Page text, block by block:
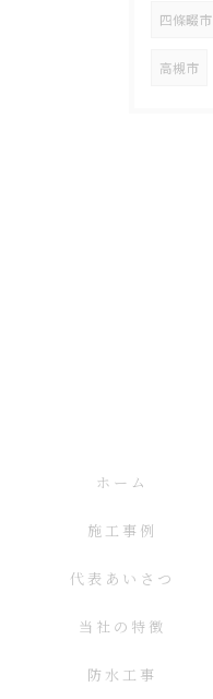
四條畷市
高槻市
ホーム
施工事例
代表あいさつ
当社の特徴
防水工事